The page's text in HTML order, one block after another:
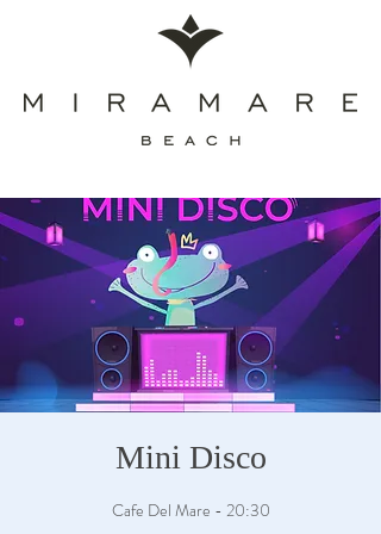
Mini Disco
Cafe Del Mare - 20:30